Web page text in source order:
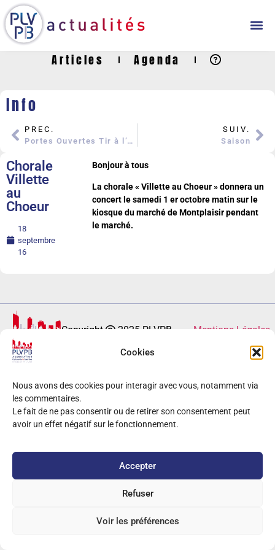
Cookies
Nous avons des cookies pour interagir avec vous, notamment via
les commentaires.
Le fait de ne pas consentir ou de retirer son consentement peut
avoir un effet négatif sur le fonctionnement.
Accepter
Refuser
Voir les préférences
Articles Agenda
Info
PREC.
Portes Ouvertes Tir à l’Arc
SUIV.
Saison
Chorale
Villette
au
Choeur
18
septembre
16
Bonjour à tous
La chorale « Villette au Choeur » donnera un
concert le samedi 1 er octobre matin sur le
kiosque du marché de Montplaisir pendant
le marché.
Copyright 2025 PLVPB – Mentions Légales